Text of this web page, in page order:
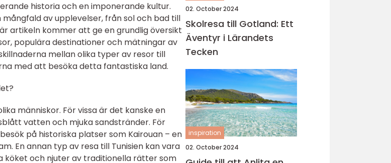
historia och en imponerande kultur.
av upplevelser, från sol och bad till
artikeln kommer att ge en grundlig översikt
populära destinationer och mätningar av
mellan olika typer av resor till
med att besöka detta fantastiska land.
människor. För vissa är det kanske en
vatten och mjuka sandstränder. För
på historiska platser som Kairouan – en
En annan typ av resa till Tunisien kan vara
köket och njuter av traditionella rätter som
02. October 2024
Skolresa till Gotland: Ett
Äventyr i Lärandets
Tecken
inspiration
02. October 2024